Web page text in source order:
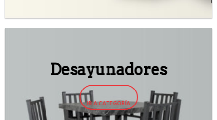
Desayunadores
IR A CATEGORÍA